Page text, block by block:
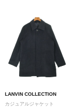
LANVIN COLLECTION
カジュアルジャケット